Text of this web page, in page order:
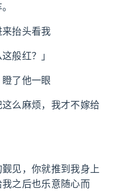
抬头看我
般红？」
了他一眼
这么麻烦，我才不嫁给
觐见，你就推到我身上
之后也乐意随心而